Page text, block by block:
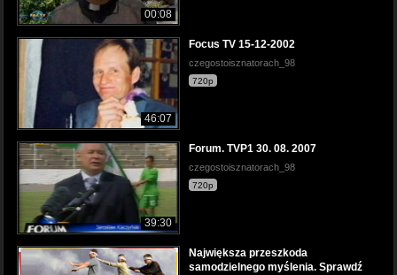
00:08
46:07
Focus TV 15-12-2002
czegostoisznatorach_98
720p
39:30
Forum. TVP1 30. 08. 2007
czegostoisznatorach_98
720p
Największa przeszkoda
samodzielnego myślenia. Sprawdź